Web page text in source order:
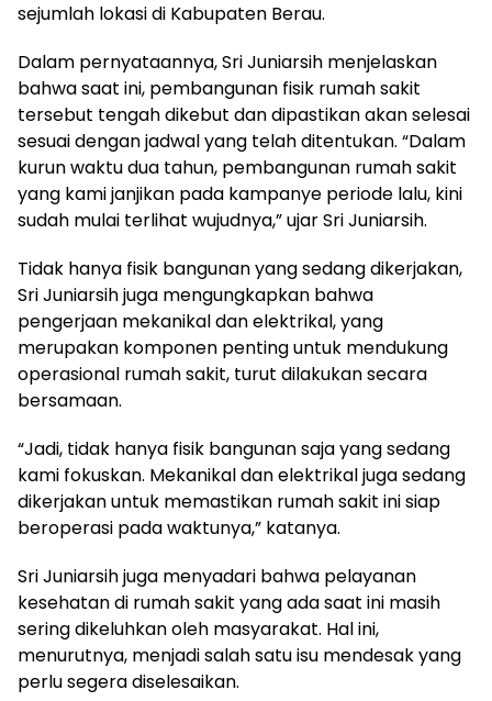
sejumlah lokasi di Kabupaten Berau.
Dalam pernyataannya, Sri Juniarsih menjelaskan
bahwa saat ini, pembangunan fisik rumah sakit
tersebut tengah dikebut dan dipastikan akan selesai
sesuai dengan jadwal yang telah ditentukan. “Dalam
kurun waktu dua tahun, pembangunan rumah sakit
yang kami janjikan pada kampanye periode lalu, kini
sudah mulai terlihat wujudnya,” ujar Sri Juniarsih.
Tidak hanya fisik bangunan yang sedang dikerjakan,
Sri Juniarsih juga mengungkapkan bahwa
pengerjaan mekanikal dan elektrikal, yang
merupakan komponen penting untuk mendukung
operasional rumah sakit, turut dilakukan secara
bersamaan.
“Jadi, tidak hanya fisik bangunan saja yang sedang
kami fokuskan. Mekanikal dan elektrikal juga sedang
dikerjakan untuk memastikan rumah sakit ini siap
beroperasi pada waktunya,” katanya.
Sri Juniarsih juga menyadari bahwa pelayanan
kesehatan di rumah sakit yang ada saat ini masih
sering dikeluhkan oleh masyarakat. Hal ini,
menurutnya, menjadi salah satu isu mendesak yang
perlu segera diselesaikan.